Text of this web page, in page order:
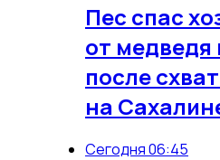
Пес спас
от
после
на
Сегодня 06:45